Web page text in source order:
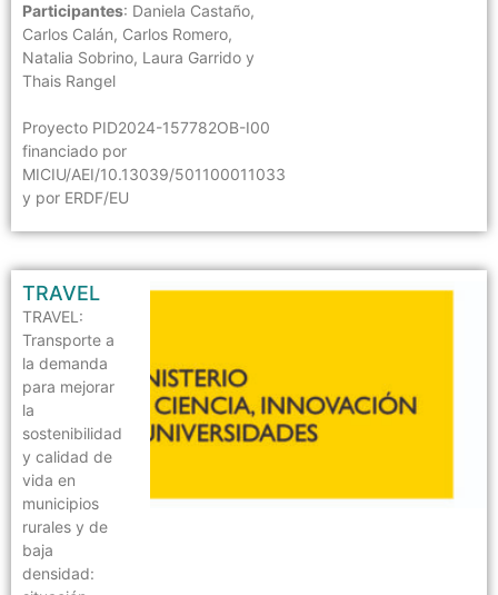
Participantes: Daniela Castaño,
Carlos Calán, Carlos Romero,
Natalia Sobrino, Laura Garrido y
Thais Rangel
Proyecto PID2024-157782OB-I00
financiado por
MICIU/AEI/10.13039/501100011033
y por ERDF/EU
TRAVEL
TRAVEL:
Transporte a
la demanda
para mejorar
la
sostenibilidad
y calidad de
vida en
municipios
rurales y de
baja
densidad: